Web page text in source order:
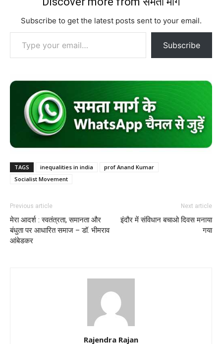
Subscribe to get the latest posts sent to your email.
Type your email…
Subscribe
TAGS inequalities in india
prof Anand Kumar
Socialist Movement
Previous article
मेरा आदर्श : स्वतंत्रता, समानता और
बंधुता पर आधारित समाज – डॉ. भीमराव
आंबेडकर
Next article
इंदौर में संविधान बचाओ दिवस मनाया
गया
Rajendra Rajan